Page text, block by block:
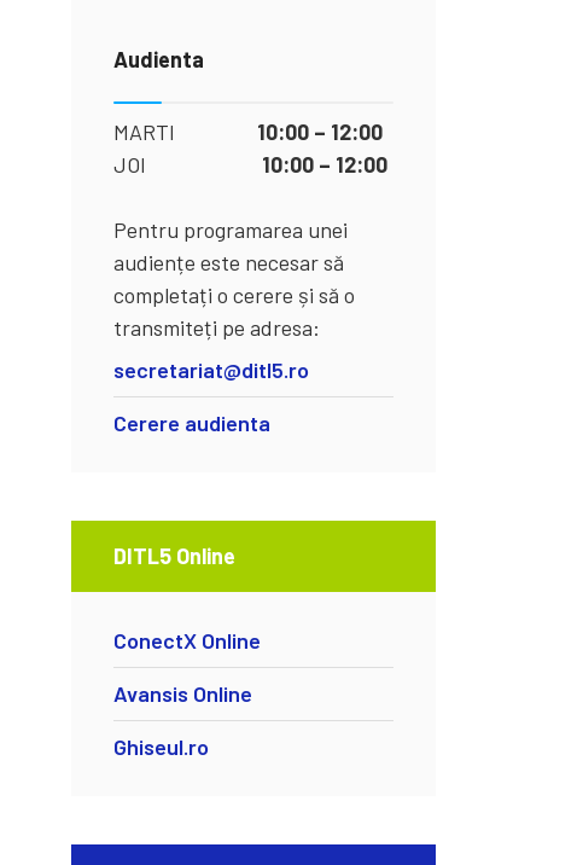
Audienta
MARTI 10:00 – 12:00
JOI 10:00 – 12:00
Pentru programarea unei
audiențe este necesar să
completați o cerere și să o
transmiteți pe adresa:
secretariat@ditl5.ro
Cerere audienta
DITL5 Online
ConectX Online
Avansis Online
Ghiseul.ro